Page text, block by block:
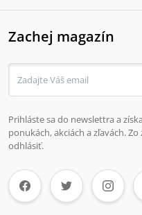
Zachej magazín
Prihláste sa do newslettra a
ponukách, akciách a zľavách.
odhlásiť.